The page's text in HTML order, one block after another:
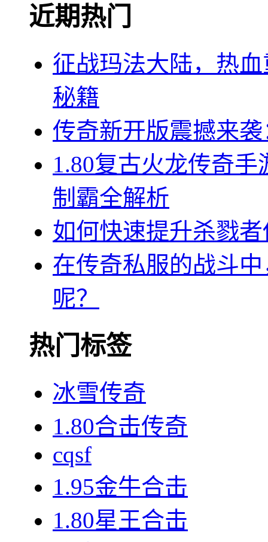
近期热门
征战玛法大陆，热
秘籍
传奇新开版震撼来
1.80复古火龙传奇
制霸全解析
如何快速提升杀戮
在传奇私服的战斗
呢？
热门标签
冰雪传奇
1.80合击传奇
cqsf
1.95金牛合击
1.80星王合击